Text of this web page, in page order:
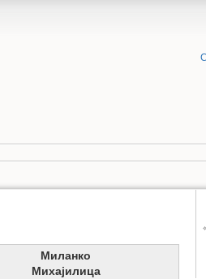
Миланко
Михајилица